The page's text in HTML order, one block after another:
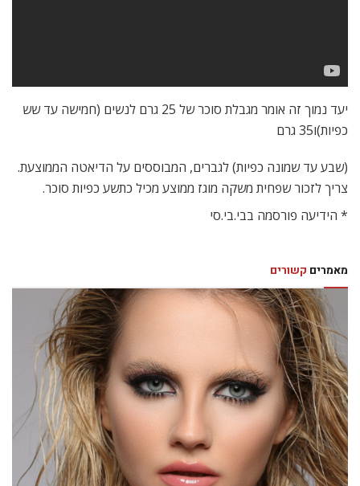
יעד נמוך זה אומר מגבלת סוכר של 25 גרם לנשים (חמישה עד שש
כפיות)ו35 גרם
(שבע עד שמונה כפיות) לגברים, המבוססים על הדיאטה הממוצעת.
צריך לזכור שפחית משקה מוגז ממוצע מכיל כתשע כפיות סוכר.
* הידיעה פורסמה בבי.בי.סי
מאמרים קשורים